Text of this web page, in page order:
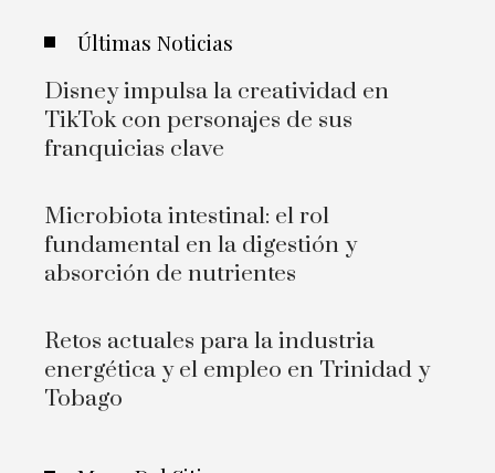
Últimas Noticias
Disney impulsa la creatividad en
TikTok con personajes de sus
franquicias clave
Microbiota intestinal: el rol
fundamental en la digestión y
absorción de nutrientes
Retos actuales para la industria
energética y el empleo en Trinidad y
Tobago